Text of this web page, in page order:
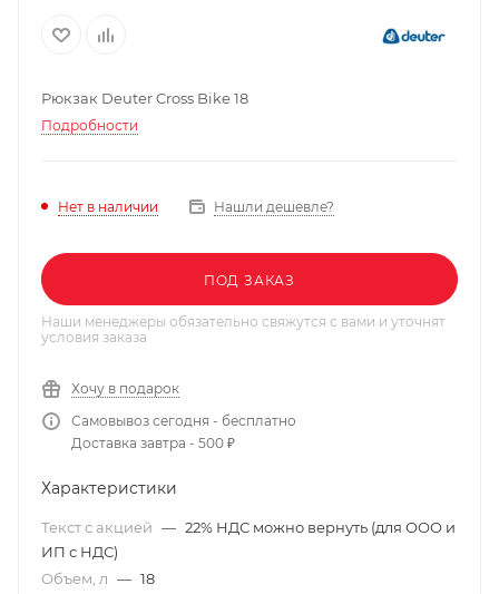
Рюкзак Deuter Cross Bike 18
Подробности
Нет в наличии Нашли дешевле?
ПОД ЗАКАЗ
Наши менеджеры обязательно свяжутся с вами и уточнят
условия заказа
Хочу в подарок
Самовывоз сегодня - бесплатно
Доставка завтра - 500 ₽
Характеристики
Текст с акцией — 22% НДС можно вернуть (для ООО и
ИП с НДС)
Объем, л — 18